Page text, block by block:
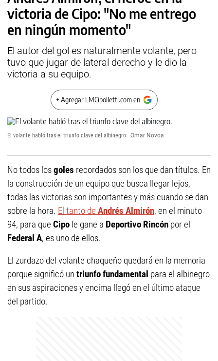
victoria de Cipo: "No me entrego
en ningún momento"
El autor del gol es naturalmente volante, pero
tuvo que jugar de lateral derecho y le dio la
victoria a su equipo.
+ Agregar LMCipolletti.com en
El volante habló tras el triunfo clave del albinegro. Omar Novoa
No todos losgoles recordados son los que dan títulos. En
la construcción de un equipo que busca llegar lejos,
todas las victorias son importantes y más cuando se dan
sobre la hora. El tanto de Andrés Almirón, en el minuto
94, para que Cipo le gane a Deportivo Rincón por el
Federal A, es uno de ellos.
El zurdazo del volante chaqueño quedará en la memoria
porque significó un triunfo fundamental para el albinegro
en sus aspiraciones y encima llegó en el último ataque
del partido.